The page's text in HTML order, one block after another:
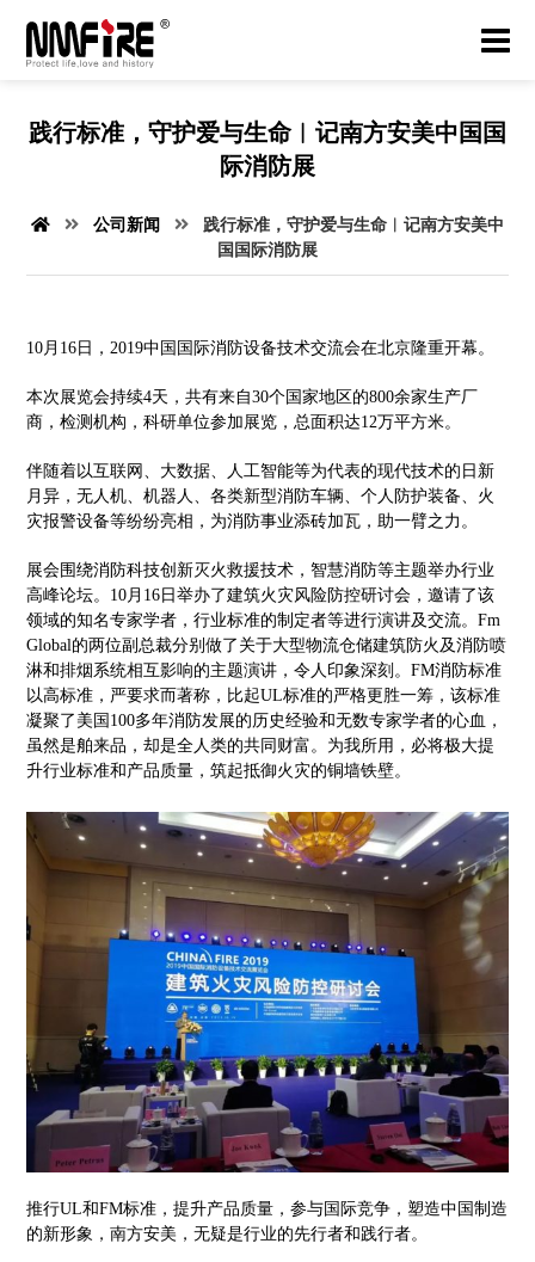
践行标准，守护爱与生命︱记南方安美中国国
际消防展
公司新闻
践行标准，守护爱与生命︱记南方安美中
国国际消防展
10月16日，2019中国国际消防设备技术交流会在北京隆重开幕。
本次展览会持续4天，共有来自30个国家地区的800余家生产厂
商，检测机构，科研单位参加展览，总面积达12万平方米。
伴随着以互联网、大数据、人工智能等为代表的现代技术的日新
月异，无人机、机器人、各类新型消防车辆、个人防护装备、火
灾报警设备等纷纷亮相，为消防事业添砖加瓦，助一臂之力。
展会围绕消防科技创新灭火救援技术，智慧消防等主题举办行业
高峰论坛。10月16日举办了建筑火灾风险防控研讨会，邀请了该
领域的知名专家学者，行业标准的制定者等进行演讲及交流。Fm
Global的两位副总裁分别做了关于大型物流仓储建筑防火及消防喷
淋和排烟系统相互影响的主题演讲，令人印象深刻。FM消防标准
以高标准，严要求而著称，比起UL标准的严格更胜一筹，该标准
凝聚了美国100多年消防发展的历史经验和无数专家学者的心血，
虽然是舶来品，却是全人类的共同财富。为我所用，必将极大提
升行业标准和产品质量，筑起抵御火灾的铜墙铁壁。
推行UL和FM标准，提升产品质量，参与国际竞争，塑造中国制造
的新形象，南方安美，无疑是行业的先行者和践行者。